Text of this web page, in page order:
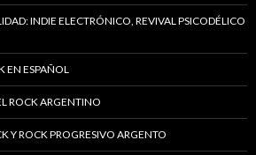
INDIE ELECTRÓNICO, REVIVAL PSICODÉLICO
EN ESPAÑOL
ROCK ARGENTINO
Y ROCK PROGRESIVO ARGENTO